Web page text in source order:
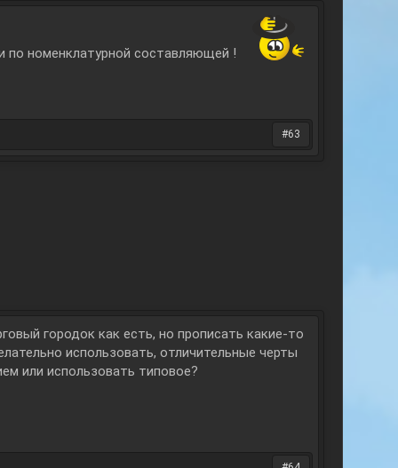
номенклатурной составляющей !
#63
городок как есть, но прописать какие-то
использовать, отличительные черты
или использовать типовое?